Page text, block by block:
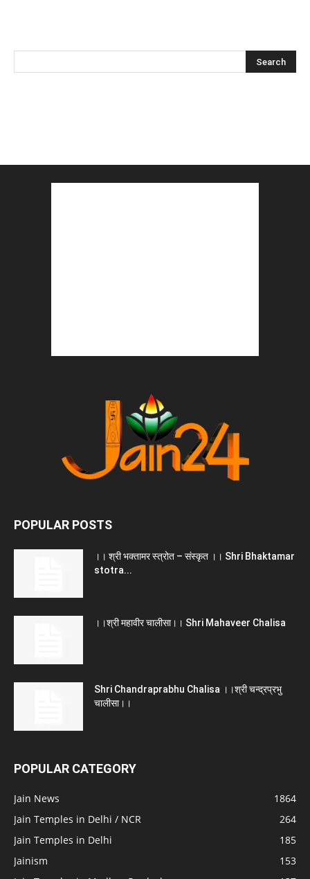
POPULAR POSTS
।। श्री भक्तामर स्त्रोत – संस्कृत ।। Shri Bhaktamar
stotra...
।।श्री महावीर चालीसा।। Shri Mahaveer Chalisa
Shri Chandraprabhu Chalisa ।।श्री चन्द्रप्रभु
चालीसा।।
POPULAR CATEGORY
Jain News
1864
Jain Temples in Delhi / NCR
264
Jain Temples in Delhi
185
Jainism
153